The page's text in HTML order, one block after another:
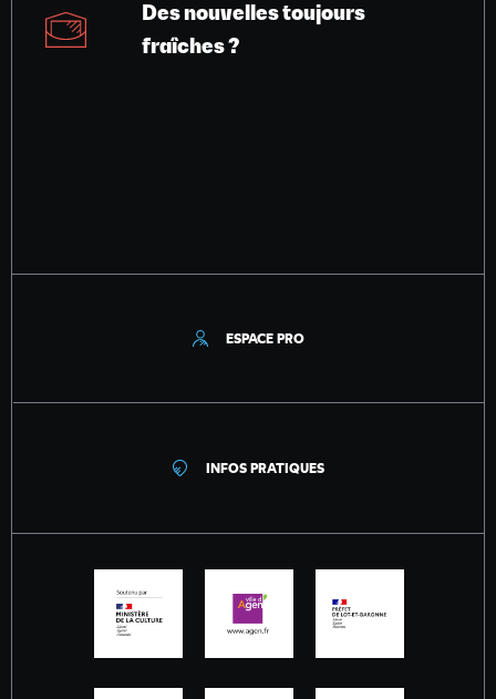
Des nouvelles toujours
fraîches ?
ESPACE PRO
INFOS PRATIQUES